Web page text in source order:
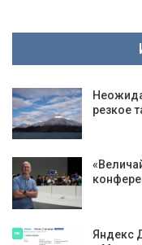
резкое
Яндекс